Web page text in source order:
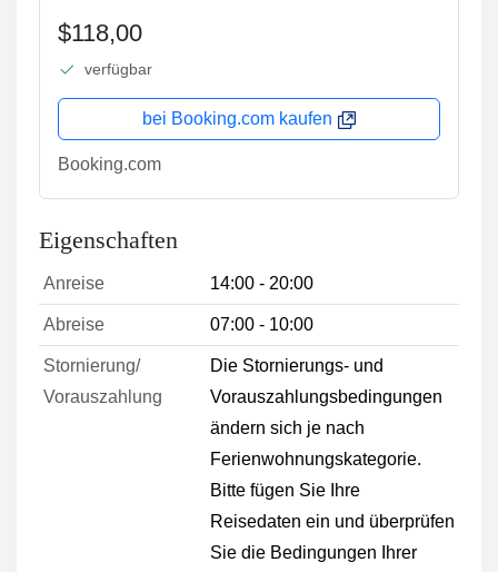
$118,00
verfügbar
bei Booking.com kaufen
Booking.com
Eigenschaften
Anreise 14:00 - 20:00
Abreise 07:00 - 10:00
Stornierung/
Vorauszahlung
Die Stornierungs- und
Vorauszahlungsbedingungen
ändern sich je nach
Ferienwohnungskategorie.
Bitte fügen Sie Ihre
Reisedaten ein und überprüfen
Sie die Bedingungen Ihrer